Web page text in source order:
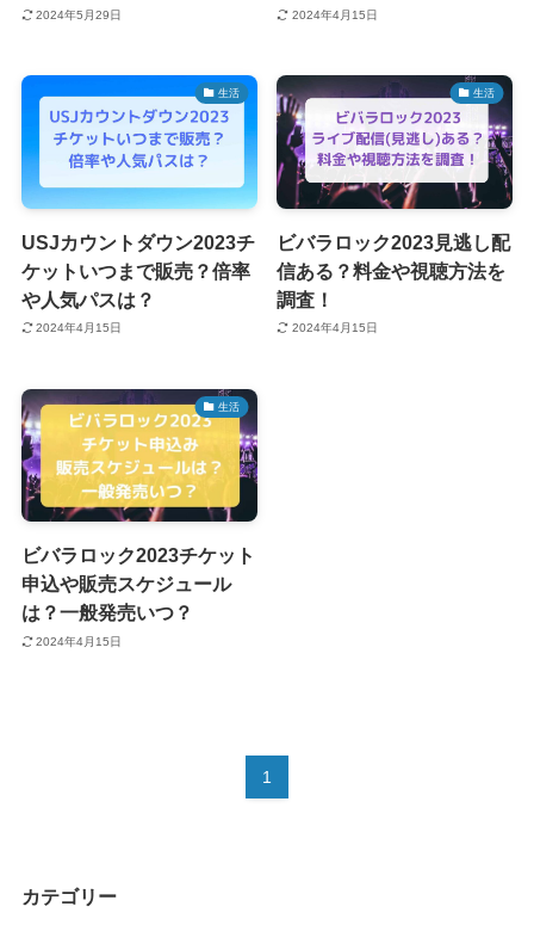
2024年5月29日 2024年4月15日
生活
USJカウントダウン2023チ
ケットいつまで販売？倍率
や人気パスは？
2024年4月15日
生活
ビバラロック2023見逃し配
信ある？料金や視聴方法を
調査！
2024年4月15日
生活
ビバラロック2023チケット
申込や販売スケジュール
は？一般発売いつ？
2024年4月15日
1
カテゴリー